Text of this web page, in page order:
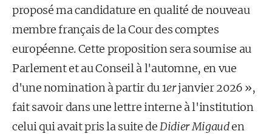
proposé ma candidature en qualité de nouveau
membre français de la Cour des comptes
européenne. Cette proposition sera soumise au
Parlement et au Conseil à l'automne, en vue
d'une nomination à partir du 1erjanvier 2026 »,
fait savoir dans une lettre interne à l'institution
ce­lui qui avait pris la suite deDidier Migauden